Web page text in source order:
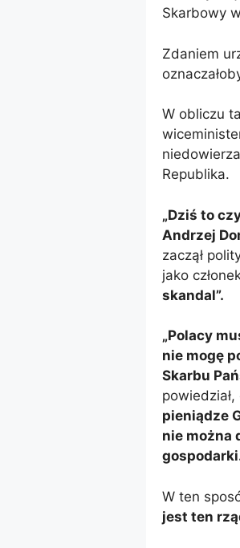
Skarbowy
Zdaniem
W obliczu
Republika.
„Dziś to
Andrzej
zaczął
jako
skandal”.
„Polacy
nie mogę
Skarbu
pieniądze
nie można
W ten
jest ten